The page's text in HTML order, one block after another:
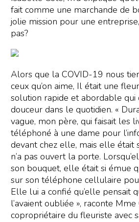
fait comme une marchande de
jolie mission pour une
pas?
Alors que la COVID-19 nous
ceux qu’on aime, Il était une
solution rapide et abordable qui
douceur dans le quotidien. «
vague, mon père, qui faisait les
téléphoné à une dame pour
devant chez elle, mais elle était
n’a pas ouvert la porte.
son bouquet, elle était si émue
sur son téléphone cellulaire
Elle lui a confié qu’elle pensait
l’avaient oubliée », raconte Mme
copropriétaire du fleuriste avec